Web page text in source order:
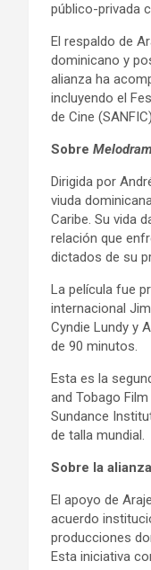
público-privada
El respaldo de
dominicano y
alianza ha
incluyendo el
de Cine
Sobre
Dirigida por
viuda
Caribe. Su vida
relación que
dictados de su
La película fue
internacional
Cyndie Lundy y
de 90 minutos.
Esta es la
and Tobago
Sundance
de talla mundial.
Sobre la
El apoyo de
acuerdo
producciones
Esta iniciativa